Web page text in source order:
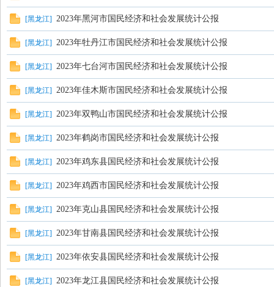
[黑龙江] 2023年黑河市国民经济和社会发展统计公报
[黑龙江] 2023年牡丹江市国民经济和社会发展统计公报
[黑龙江] 2023年七台河市国民经济和社会发展统计公报
[黑龙江] 2023年佳木斯市国民经济和社会发展统计公报
[黑龙江] 2023年双鸭山市国民经济和社会发展统计公报
[黑龙江] 2023年鹤岗市国民经济和社会发展统计公报
[黑龙江] 2023年鸡东县国民经济和社会发展统计公报
[黑龙江] 2023年鸡西市国民经济和社会发展统计公报
[黑龙江] 2023年克山县国民经济和社会发展统计公报
[黑龙江] 2023年甘南县国民经济和社会发展统计公报
[黑龙江] 2023年依安县国民经济和社会发展统计公报
[黑龙江] 2023年龙江县国民经济和社会发展统计公报